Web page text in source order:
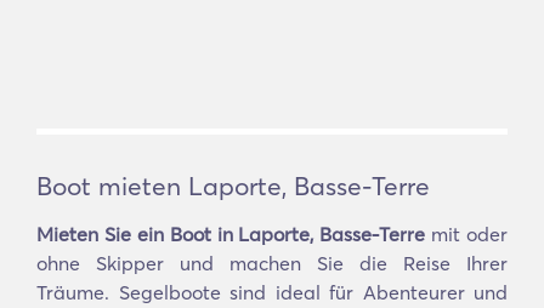
Boot mieten Laporte, Basse-Terre
Mieten Sie ein Boot in Laporte, Basse-Terre mit oder
ohne Skipper und machen Sie die Reise Ihrer
Träume. Segelboote sind ideal für Abenteurer und